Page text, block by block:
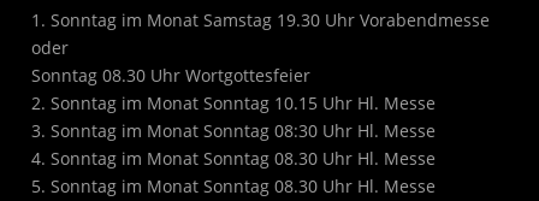
1. Sonntag im Monat Samstag 19.30 Uhr Vorabendmesse
oder
Sonntag 08.30 Uhr Wortgottesfeier
2. Sonntag im Monat Sonntag 10.15 Uhr Hl. Messe
3. Sonntag im Monat Sonntag 08:30 Uhr Hl. Messe
4. Sonntag im Monat Sonntag 08.30 Uhr Hl. Messe
5. Sonntag im Monat Sonntag 08.30 Uhr Hl. Messe